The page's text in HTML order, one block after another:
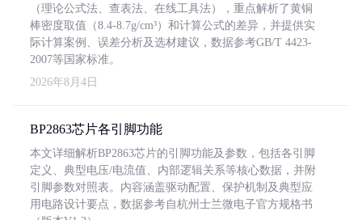
（理论公式法、查表法、在线工具法），重点解析了黄铜
棒密度取值（8.4-8.7g/cm³）和计算公式的差异，并提供实
际计算案例、误差分析及选材建议，数据参考GB/T 4423-
2007等国家标准。
2026年8月4日
BP2863芯片各引脚功能
本文详细解析BP2863芯片的引脚功能及参数，包括各引脚
定义、典型电压/电流值、内部逻辑关系等核心数据，并附
引脚参数对照表。内容涵盖驱动配置、保护机制及典型应
用电路设计要点，数据参考自杭州士兰微电子官方规格书